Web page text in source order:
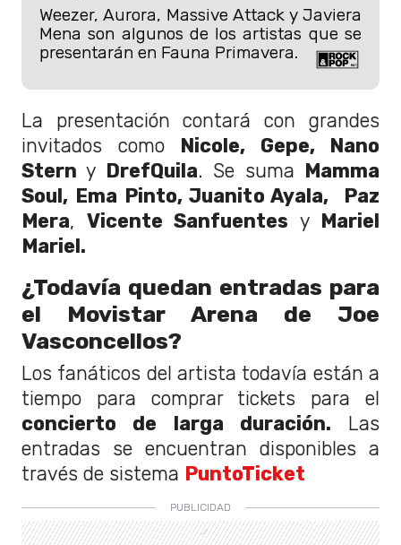
Weezer, Aurora, Massive Attack y Javiera
Mena son algunos de los artistas que se
presentarán en Fauna Primavera.
La presentación contará con grandes
invitados como Nicole, Gepe, Nano
Stern y DrefQuila. Se suma Mamma
Soul, Ema Pinto, Juanito Ayala,
Paz
Mera, Vicente Sanfuentes yMariel
Mariel.
¿Todavía quedan entradas para
el Movistar Arena de Joe
Vasconcellos?
Los fanáticos del artista todavía están a
tiempo para comprar tickets para el
concierto de larga duración. Las
entradas se encuentran disponibles a
través de sistema PuntoTicket